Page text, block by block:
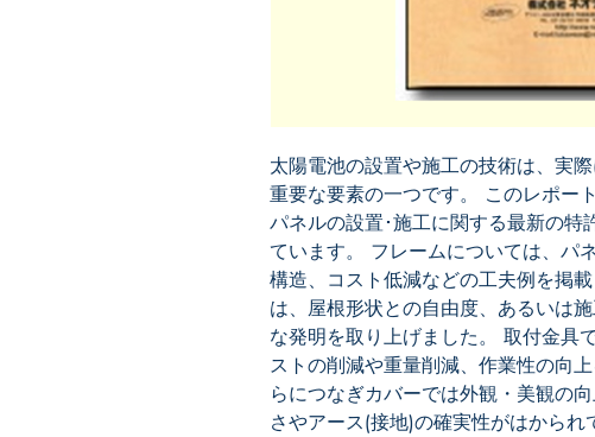
太陽電池の設置や施工の技術は、実
重要な要素の一つです。 このレポー
パネルの設置･施工に関する最新の特
ています。 フレームについては、パ
構造、コスト低減などの工夫例を掲
は、屋根形状との自由度、あるいは
な発明を取り上げました。 取付金具
ストの削減や重量削減、作業性の向
らにつなぎカバーでは外観・美観の
さやアース(接地)の確実性がはかられ